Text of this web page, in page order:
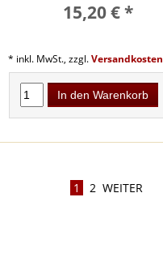
15,20 € *
* inkl. MwSt., zzgl.Versandkosten
In den Warenkorb
1 2 WEITER